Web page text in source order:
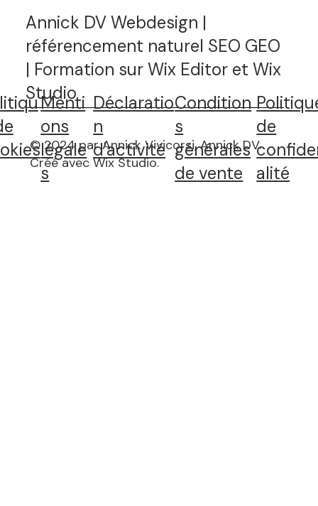
Annick DV Webdesign |
référencement naturel SEO GEO
| Formation sur Wix Editor et Wix
Studio
Menti
ons
légale
s
Déclaratio
n
d'activité
de
alité
Condition
s
générales
de vente
© 2024 par Annick Vivicorsi, Annick DV.
Créé avec Wix Studio.